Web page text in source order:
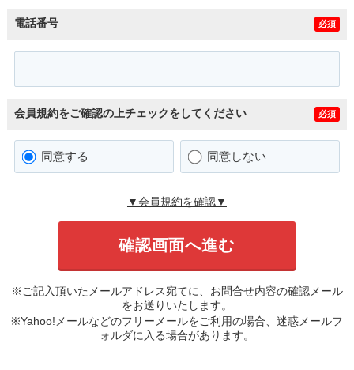
電話番号 必須
会員規約をご確認の上チェックをしてください 必須
同意する 同意しない
▼会員規約を確認▼
※ご記入頂いたメールアドレス宛てに、お問合せ内容の確認メール
をお送りいたします。
※Yahoo!メールなどのフリーメールをご利用の場合、迷惑メールフ
ォルダに入る場合があります。